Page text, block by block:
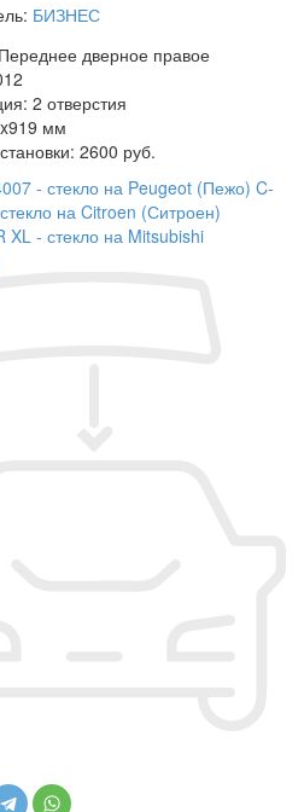
БИЗНЕС
Переднее дверное правое
2 отверстия
мм
2600 руб.
- стекло на Peugeot (Пежо) C-
на Citroen (Ситроен)
XL - стекло на Mitsubishi